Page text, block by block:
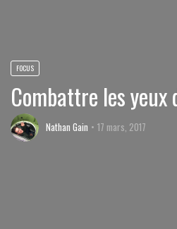
FOCUS
Combattre les yeux
Nathan Gain 17 mars, 2017